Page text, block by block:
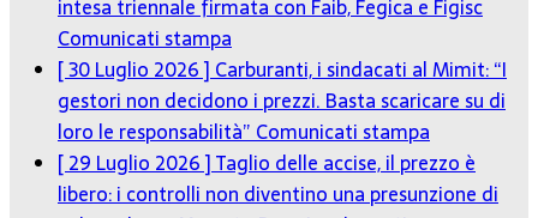
intesa triennale firmata con Faib, Fegica e Figisc
Comunicati stampa
[ 30 Luglio 2026 ] Carburanti, i sindacati al Mimit: “I
gestori non decidono i prezzi. Basta scaricare su di
loro le responsabilità” Comunicati stampa
[ 29 Luglio 2026 ]Taglio delle accise, il prezzo è
libero: i controlli non diventino una presunzione di